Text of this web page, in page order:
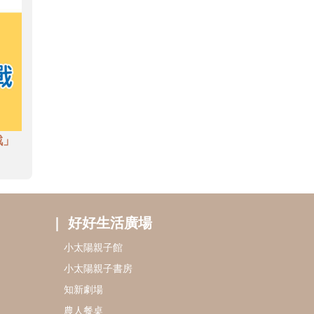
好好生活廣場
小太陽親子館
小太陽親子書房
知新劇場
農人餐桌